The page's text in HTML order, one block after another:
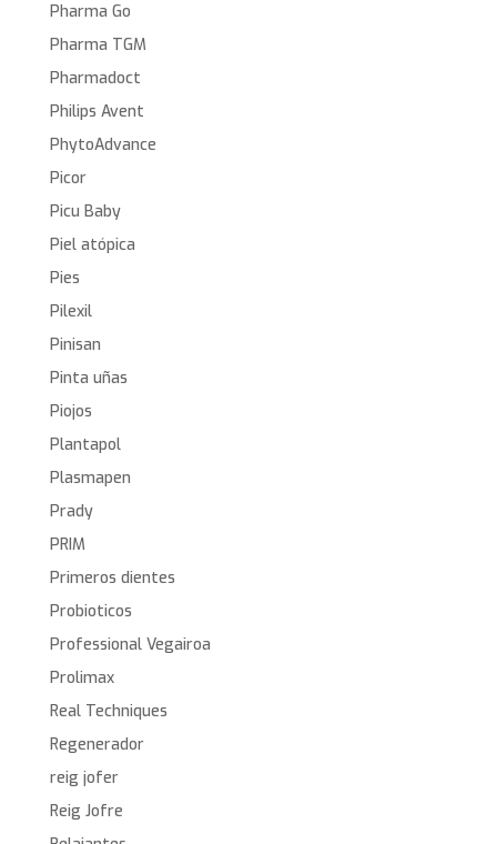
Pharma Go
Pharma TGM
Pharmadoct
Philips Avent
PhytoAdvance
Picor
Picu Baby
Piel atópica
Pies
Pilexil
Pinisan
Pinta uñas
Piojos
Plantapol
Plasmapen
Prady
PRIM
Primeros dientes
Probioticos
Professional Vegairoa
Prolimax
Real Techniques
Regenerador
reig jofer
Reig Jofre